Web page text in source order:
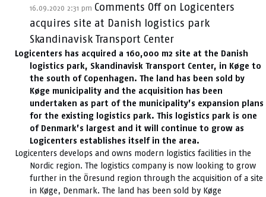
16.09.2020 2:31 pm Comments Offon Logicenters
acquires site at Danish logistics park
Skandinavisk Transport Center
Logicenters has acquired a 160,000 m2 site at the Danish
logistics park, Skandinavisk Transport Center, in Køge to
the south of Copenhagen. The land has been sold by
Køge municipality and the acquisition has been
undertaken as part of the municipality’s expansion plans
for the existing logistics park. This logistics park is one
of Denmark’s largest and it will continue to grow as
Logicenters establishes itself in the area.
Logicenters develops and owns modern logistics facilities in the
Nordic region. The logistics company is now looking to grow
further in the Öresund region through the acquisition of a site
in Køge, Denmark. The land has been sold by Køge